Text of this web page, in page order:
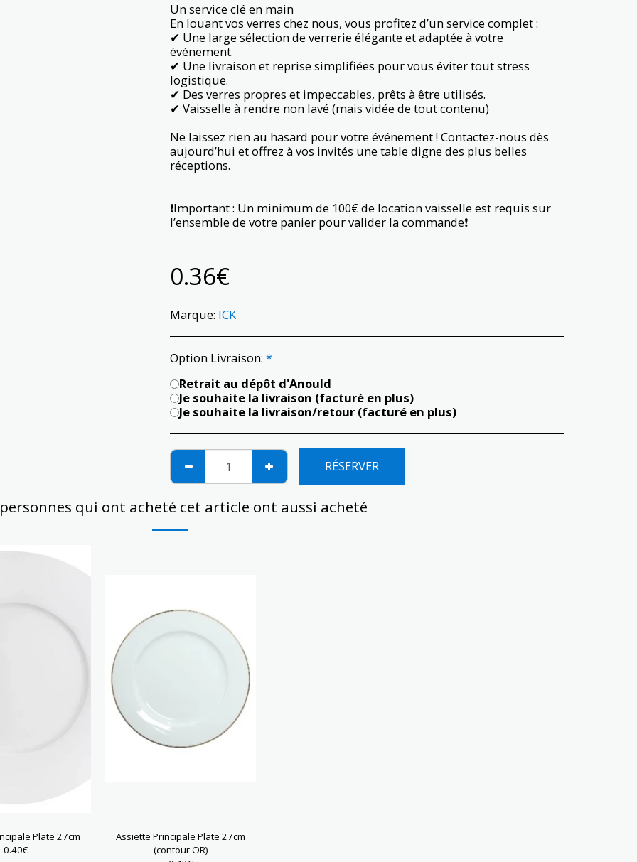
Un service clé en main
En louant vos verres chez nous, vous profitez d’un service complet :
✔ Une large sélection de verrerie élégante et adaptée à votre
événement.
✔ Une livraison et reprise simplifiées pour vous éviter tout stress
logistique.
✔ Des verres propres et impeccables, prêts à être utilisés.
✔ Vaisselle à rendre non lavé (mais vidée de tout contenu)
Ne laissez rien au hasard pour votre événement ! Contactez-nous dès
aujourd’hui et offrez à vos invités une table digne des plus belles
réceptions.
❗️Important : Un minimum de 100€ de location vaisselle est requis sur
l’ensemble de votre panier pour valider la commande❗️
0.36€
Marque: ICK
Option Livraison: *
Retrait au dépôt d'Anould
Je souhaite la livraison (facturé en plus)
Je souhaite la livraison/retour (facturé en plus)
RÉSERVER
qui ont acheté cet article ont aussi acheté
Plate 27cm
0.40€
Assiette Principale Plate 27cm
(contour OR)